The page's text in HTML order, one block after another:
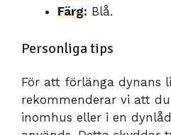
Färg: Blå.
Personliga tips
För att förlänga dynans
rekommenderar vi att
inomhus eller i en